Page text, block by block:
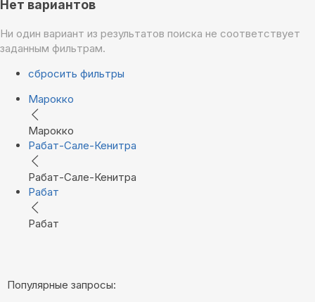
Нет вариантов
Ни один вариант из результатов поиска не соответствует
заданным фильтрам.
сбросить фильтры
Марокко
Марокко
Рабат-Сале-Кенитра
Рабат-Сале-Кенитра
Рабат
Рабат
Популярные запросы: